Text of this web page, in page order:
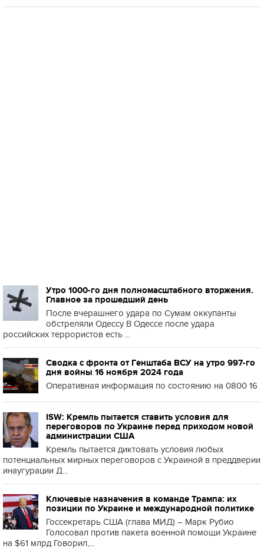
Утро 1000-го дня полномасштабного вторжения.
Главное за прошедший день
После вчерашнего удара по Сумам оккупанты
обстреляли Одессу В Одессе после удара
российских террористов есть ...
Сводка с фронта от Генштаба ВСУ на утро 997-го
дня войны 16 ноября 2024 года
Оперативная информация по состоянию на 0800 16
ISW: Кремль пытается ставить условия для
переговоров по Украине перед приходом новой
администрации США
Кремль пытается диктовать условия любых
потенциальных мирных переговоров с Украиной в преддверии
инаугурации Д...
Ключевые назначения в команде Трампа: их
позиции по Украине и международной политике
Госсекретарь США (глава МИД) – Марк Рубио
Голосовал против пакета военной помощи Украине
на $61 млрд Говорил,...